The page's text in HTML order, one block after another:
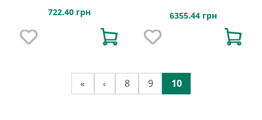
722.40 грн 6355.44 грн
« ‹ 8 9 10